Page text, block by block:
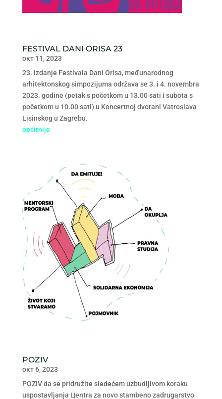
FESTIVAL DANI ORISA 23
окт 11, 2023
23. izdanje Festivala Dani Orisa, međunarodnog
arhitektonskog simpozijuma održava se 3. i 4. novembra
2023. godine (petak s početkom u 13.00 sati i subota s
početkom u 10.00 sati) u Koncertnoj dvorani Vatroslava
Lisinskog u Zagrebu.
opširnije
POZIV
окт 6, 2023
POZIV da se pridružite sledećem uzbudljivom koraku
uspostavljanja Цentra za novo stambeno zadrugarstvo